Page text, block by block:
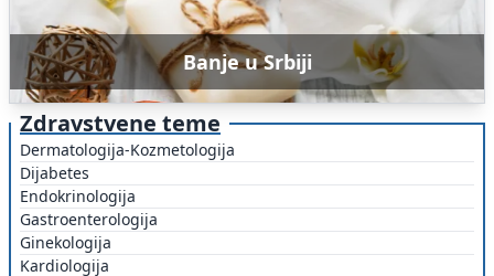
Banje u Srbiji
Zdravstvene teme
Dermatologija-Kozmetologija
Dijabetes
Endokrinologija
Gastroenterologija
Ginekologija
Kardiologija